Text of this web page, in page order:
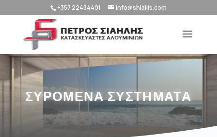
+357 22434401 info@shiailis.com
ΣΥΡΟΜΕΝΑ ΣΥΣΤΗΜΑΤΑ